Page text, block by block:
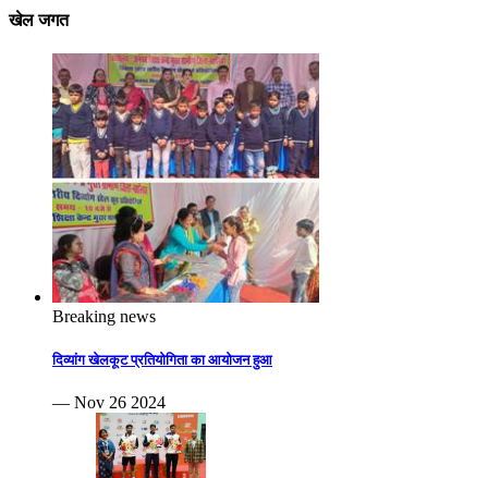
खेल जगत
Breaking news
दिव्यांग खेलकूट प्रतियोगिता का आयोजन हुआ
— Nov 26 2024